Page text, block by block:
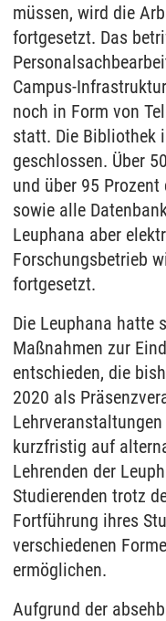
müssen, wird die
fortgesetzt. Das
Campus-
noch in Form von
statt. Die Bibliothek
geschlossen. Über
und über 95
sowie alle
Leuphana aber
Forschungsbetrieb
fortgesetzt.
Die Leuphana hatte
Maßnahmen zur
entschieden, die
2020 als
kurzfristig auf
Lehrenden der
Studierenden trotz
Fortführung ihres
verschiedenen
ermöglichen.
Aufgrund der